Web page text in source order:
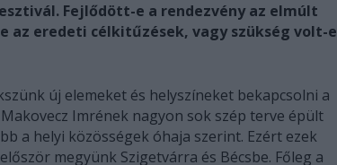
Fejlődött-e a rendezvény az elmúlt
az eredeti célkitűzések, vagy szükség volt-e
új elemeket és helyszíneket bekapcsolni a
Imrének nagyon sok szép terve épült
a helyi közösségek óhaja szerint. Ezért ezek
megyünk Szigetvárra és Bécsbe. Főleg a